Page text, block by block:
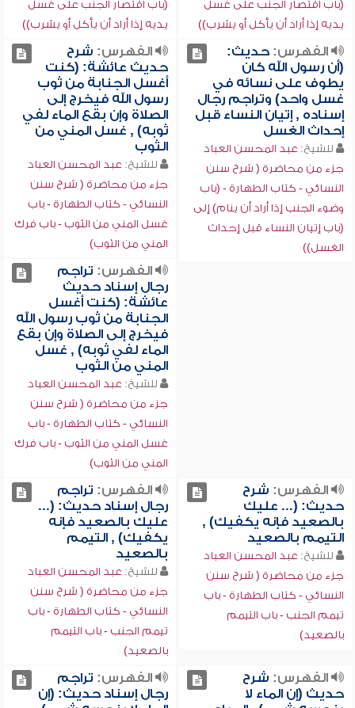
(باب اقتصار الجنب على غسل
يديه إذا أراد أن يأكل أو يشرب))
(باب اقتصار الجنب على غسل
يديه إذا أراد أن يأكل أو يشرب))
الفهرس:حديث:
(أن رسول الله كان
يطوف على نسائه في
غسل واحد) وتراجم رجال
إسناده , إتيان النساء قبل
إحداث الغسل
للشيخ: عبد المحسن العباد
جزء من محاضرة ( شرح سنن
النسائي - كتاب الطهارة - (باب
وضوء الجنب إذا أراد أن ينام) إلى
(باب إتيان النساء قبل إحداث
الغسل))
الفهرس: شرح
حديث عائشة: (كنت
أغسل الجنابة من ثوب
رسول الله فيخرج إلى
الصلاة وإن بقع الماء لفي
ثوبه) , غسل المني من
الثوب
للشيخ: عبد المحسن العباد
جزء من محاضرة ( شرح سنن
النسائي - كتاب الطهارة - باب
غسل المني من الثوب - باب فرك
المني من الثوب)
الفهرس: تراجم
رجال إسناد حديث
عائشة: (كنت أغسل
الجنابة من ثوب رسول الله
فيخرج إلى الصلاة وإن بقع
الماء لفي ثوبه) , غسل
المني من الثوب
للشيخ: عبد المحسن العباد
جزء من محاضرة ( شرح سنن
النسائي - كتاب الطهارة - باب
غسل المني من الثوب - باب فرك
المني من الثوب)
الفهرس: شرح
حديث: (... عليك
بالصعيد فإنه يكفيك) ,
التيمم بالصعيد
للشيخ: عبد المحسن العباد
جزء من محاضرة ( شرح سنن
النسائي - كتاب الطهارة - باب
تيمم الجنب - باب التيمم
بالصعيد)
الفهرس: تراجم
رجال إسناد حديث: (...
عليك بالصعيد فإنه
يكفيك) , التيمم
بالصعيد
للشيخ: عبد المحسن العباد
جزء من محاضرة ( شرح سنن
النسائي - كتاب الطهارة - باب
تيمم الجنب - باب التيمم
بالصعيد)
الفهرس: شرح
حديث (إن الماء لا
الفهرس: تراجم
رجال إسناد حديث: (إن